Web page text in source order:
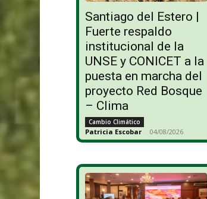
Santiago del Estero |
Fuerte respaldo
institucional de la
UNSE y CONICET a la
puesta en marcha del
proyecto Red Bosque
– Clima
Cambio Climático
Patricia Escobar - 04/08/2026